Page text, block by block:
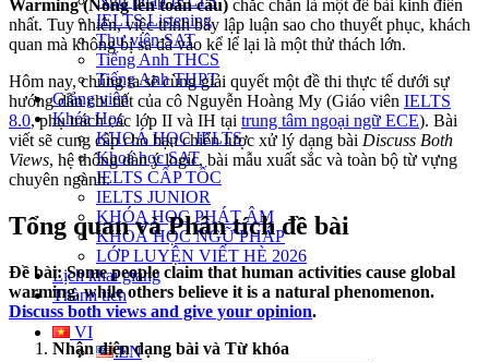
IELTS Listening
Thư viện SAT
Tiếng Anh THCS
Tiếng Anh THPT
Giảng viên
Khóa Học
KHOÁ HỌC IELTS
Khoá học SAT
IELTS CẤP TỐC
IELTS JUNIOR
KHÓA HỌC PHÁT ÂM
KHOÁ HỌC NGỮ PHÁP
LỚP LUYỆN VIẾT HÈ 2026
Lịch khai giảng
Thành tích
VI
EN
Warming (Nóng lên toàn cầu) chắc chắn là một đề bài kinh điển
nhất. Tuy nhiên, việc trình bày lập luận sao cho thuyết phục, khách
quan mà không bị sa đà vào kể lể lại là một thử thách lớn.
Hôm nay, chúng ta sẽ cùng giải quyết một đề thi thực tế dưới sự
hướng dẫn chi tiết của cô Nguyễn Hoàng My (Giáo viên IELTS
8.0, phụ trách các lớp II và IH tại trung tâm ngoại ngữ ECE). Bài
viết sẽ cung cấp cho bạn chiến lược xử lý dạng bài Discuss Both
Views, hệ thống dàn ý logic, bài mẫu xuất sắc và toàn bộ từ vựng
chuyên ngành.
Tổng quan và Phân tích đề bài
Đề bài: Some people claim that human activities cause global
warming, while others believe it is a natural phenomenon.
Discuss both views and give your opinion.
Nhận diện dạng bài và Từ khóa